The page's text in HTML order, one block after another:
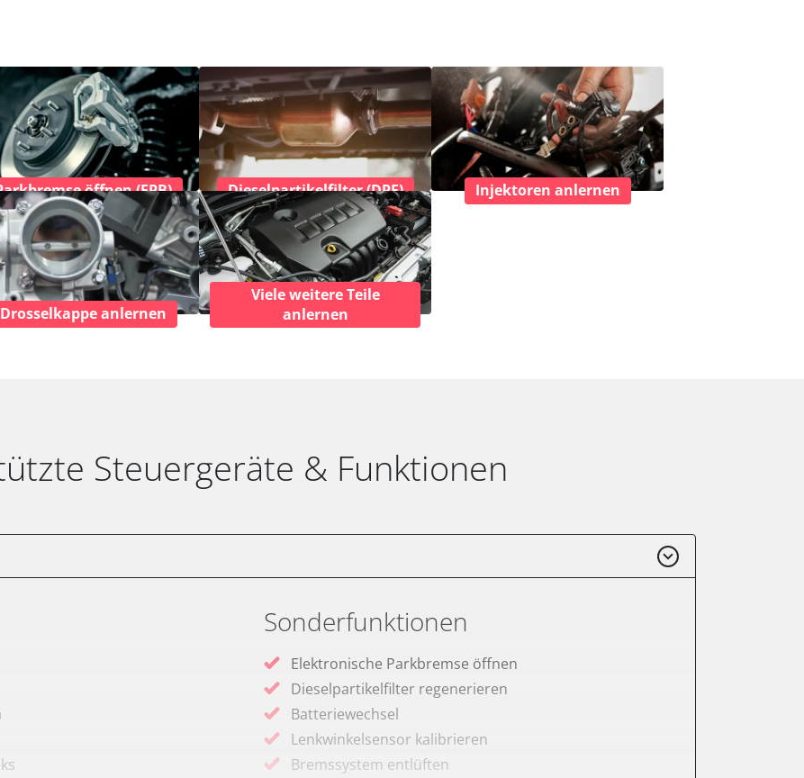
öffnen (EPB) Dieselpartikelfilter (DPF) Injektoren anlernen
Drosselkappe anlernen
Viele weitere Teile
anlernen
Steuergeräte & Funktionen
Sonderfunktionen
Elektronische Parkbremse öffnen
Dieselpartikelfilter regenerieren
Batteriewechsel
Lenkwinkelsensor kalibrieren
Bremssystem entlüften